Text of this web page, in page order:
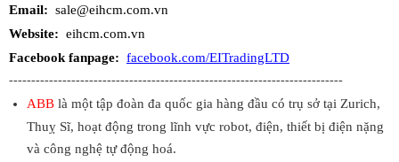
Email: sale@eihcm.com.vn
Website: eihcm.com.vn
Facebook fanpage: facebook.com/EITradingLTD
---------------------------------------------------------------------------
ABB là một tập đoàn đa quốc gia hàng đầu có trụ sở tại Zurich,
Thuỵ Sĩ, hoạt động trong lĩnh vực robot, điện, thiết bị điện nặng
và công nghệ tự động hoá.